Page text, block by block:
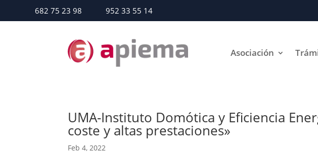
682 75 23 98 952 33 55 14
Asociación
UMA-Instituto Domótica y Eficiencia
coste y altas prestaciones»
Feb 4, 2022